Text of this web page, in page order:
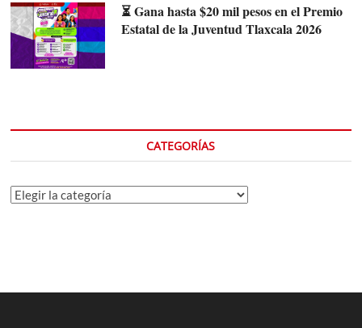
⏳ Gana hasta $20 mil pesos en el Premio
Estatal de la Juventud Tlaxcala 2026
CATEGORÍAS
Categorías